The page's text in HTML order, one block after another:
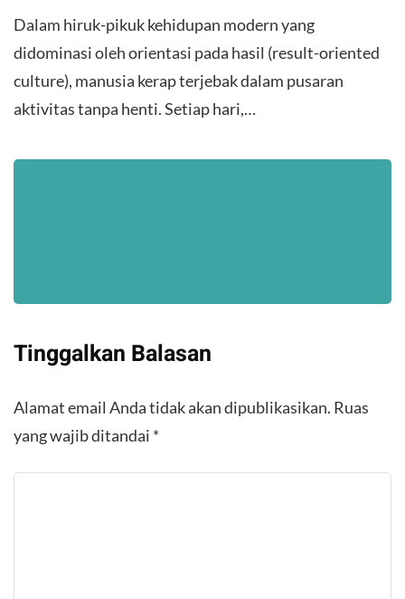
Dalam hiruk-pikuk kehidupan modern yang
didominasi oleh orientasi pada hasil (result-oriented
culture), manusia kerap terjebak dalam pusaran
aktivitas tanpa henti. Setiap hari,…
Tinggalkan Balasan
Alamat email Anda tidak akan dipublikasikan. Ruas
yang wajib ditandai *